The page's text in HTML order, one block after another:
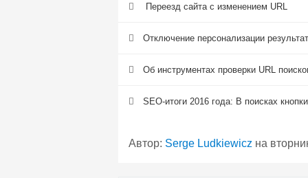
Переезд сайта с изменением URL
Отключение персонализации
Об инструментах проверки URL
SEO-итоги 2016 года: В поисках
Автор: Serge Ludkiewicz на